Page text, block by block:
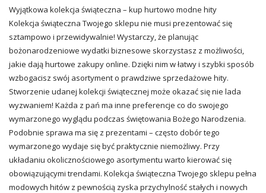
Wyjątkowa kolekcja świąteczna – kup hurtowo modne hity
Kolekcja świąteczna Twojego sklepu nie musi prezentować się
sztampowo i przewidywalnie! Wystarczy, że planując
bożonarodzeniowe wydatki biznesowe skorzystasz z możliwości,
jakie dają hurtowe zakupyonline. Dzięki nim w łatwy i szybki sposób
wzbogacisz swój asortyment o prawdziwe sprzedażowe hity.
Stworzenie udanej kolekcji świątecznej może okazać się nie lada
wyzwaniem! Każda z pań ma inne preferencje co do swojego
wymarzonego wyglądu podczas świętowania Bożego Narodzenia.
Podobnie sprawa ma się z prezentami – często dobór tego
wymarzonego wydaje się być praktycznie niemożliwy. Przy
układaniu okolicznościowego asortymentu warto kierować się
obowiązującymi trendami. Kolekcja świąteczna Twojego sklepu pełna
modowych hitów z pewnością zyska przychylność stałych i nowych